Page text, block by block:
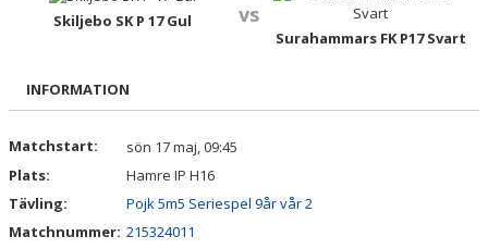
TRUPPEN
DOKUMENT
Skiljebo SK P 17 Gul vs
Surahammars FK P17 Svart
INFORMATION
Matchstart:
sön 17 maj, 09:45
Plats:
Hamre IP H16
Tävling:
Pojk 5m5 Seriespel 9år vår 2
Matchnummer: 215324011